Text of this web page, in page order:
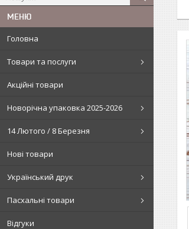
Головна
Товари та послуги
Акційні товари
Новорічна упаковка 2025-2026
14 Лютого / 8 Березня
Нові товари
Український друк
Пасхальні товари
Відгуки